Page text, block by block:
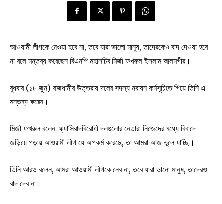
আওয়ামী লীগকে নেওয়া হবে না, তবে যারা ভালো মানুষ, তাদেরকেও বাদ দেওয়া হবে
না বলে মন্তব্য করেছেন বিএনপি মহাসচিব মির্জা ফখরুল ইসলাম আলমগীর।
বুধবার (১৮ জুন) রাজধানীর উত্তরায় দলের সদস্য নবায়ন কর্মসূচিতে গিয়ে তিনি এ
মন্তব্য করেন।
মির্জা ফখরুল বলেন, ফ্যাসিবাদবিরোধী দলগুলোর নেতারা নিজেদের মধ্যে বিবাদে
জড়িয়ে পড়ায় আওয়ামী লীগ যে অপকর্ম করেছে, তা আমরা আজ ভুলে যাচ্ছি।
তিনি আরও বলেন, আমরা আওয়ামী লীগকে নেব না, তবে যারা ভালো মানুষ, তাদেরও
বাদ দেব না।